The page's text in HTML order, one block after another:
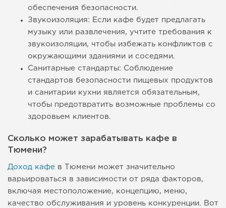
обеспечения безопасности.
Звукоизоляция: Если кафе будет предлагать
музыку или развлечения, учтите требования к
звукоизоляции, чтобы избежать конфликтов с
окружающими зданиями и соседями.
Санитарные стандарты: Соблюдение
стандартов безопасности пищевых продуктов
и санитарии кухни является обязательным,
чтобы предотвратить возможные проблемы со
здоровьем клиентов.
Сколько может зарабатывать кафе в
Тюмени?
Доход кафе в Тюмени может значительно
варьироваться в зависимости от ряда факторов,
включая местоположение, концепцию, меню,
качество обслуживания и уровень конкуренции. Вот